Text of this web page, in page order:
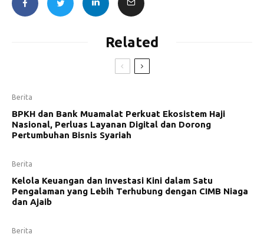
Related
Berita
BPKH dan Bank Muamalat Perkuat Ekosistem Haji
Nasional, Perluas Layanan Digital dan Dorong
Pertumbuhan Bisnis Syariah
Berita
Kelola Keuangan dan Investasi Kini dalam Satu
Pengalaman yang Lebih Terhubung dengan CIMB Niaga
dan Ajaib
Berita